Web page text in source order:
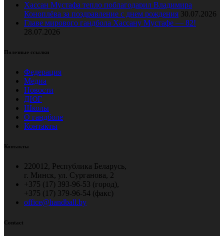
Хассан Мустафа тепло поблагодарил Владимира
Коноплёва за поздравление с днем рождения 30.07.2026
Главе мирового гандбола Хассану Мустафе — 82!
28.07.2026
Полезные ссылки
Федерация
Медиа
Новости
ДЮГ
Школы
О гандболе
Контакты
Контакты
220012, Республика Беларусь,
г. Минск, ул. Сурганова, 2
+375 (17) 393-96-53 (город),
+375 (17) 379-96-54 (факс)
office@handball.by
Contact